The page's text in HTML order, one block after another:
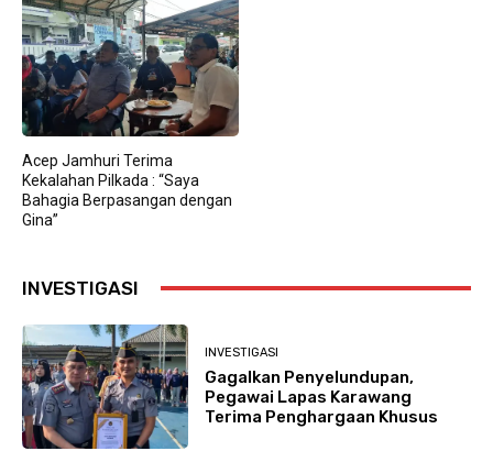
Acep Jamhuri Terima
Kekalahan Pilkada : “Saya
Bahagia Berpasangan dengan
Gina”
INVESTIGASI
INVESTIGASI
Gagalkan Penyelundupan,
Pegawai Lapas Karawang
Terima Penghargaan Khusus